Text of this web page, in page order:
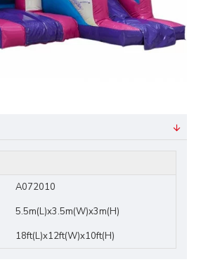
A072010
5.5m(L)x3.5m(W)x3m(H)
18ft(L)x12ft(W)x10ft(H)